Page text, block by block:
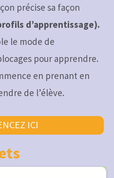
précise sa façon
d’apprentissage).
le mode de
pour apprendre.
en prenant en
de l’élève.
ICI